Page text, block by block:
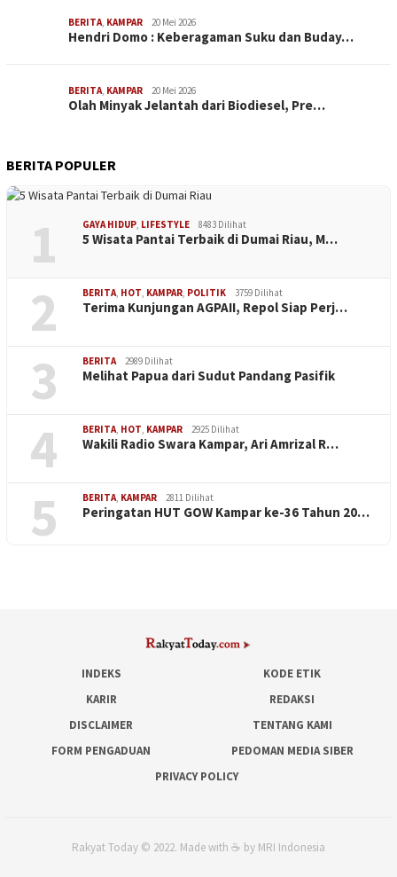
BERITA, KAMPAR 20 Mei 2026
Hendri Domo : Keberagaman Suku dan Buday…
BERITA, KAMPAR 20 Mei 2026
Olah Minyak Jelantah dari Biodiesel, Pre…
BERITA POPULER
1 GAYA HIDUP, LIFESTYLE 8483 Dilihat
5 Wisata Pantai Terbaik di Dumai Riau, M…
2 BERITA, HOT, KAMPAR, POLITIK 3759 Dilihat
Terima Kunjungan AGPAII, Repol Siap Perj…
3 BERITA 2989 Dilihat
Melihat Papua dari Sudut Pandang Pasifik
4 BERITA, HOT, KAMPAR 2925 Dilihat
Wakili Radio Swara Kampar, Ari Amrizal R…
5 BERITA, KAMPAR 2811 Dilihat
Peringatan HUT GOW Kampar ke-36 Tahun 20…
INDEKS
KODE ETIK
KARIR
REDAKSI
DISCLAIMER
TENTANG KAMI
FORM PENGADUAN
PEDOMAN MEDIA SIBER
PRIVACY POLICY
Rakyat Today © 2022. Made with ☕ by MRI Indonesia